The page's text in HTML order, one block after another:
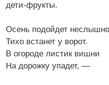
дети-фрукты.
Осень подойдет
Тихо встанет у ворот.
В огороде листик вишни
На дорожку упадет, —